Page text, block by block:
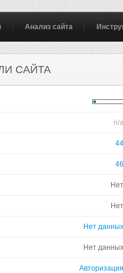
Анализ сайта
САЙТА
n/a
44
46
Нет
Нет
Нет данных
Нет данных
Авторизация